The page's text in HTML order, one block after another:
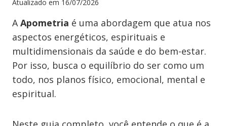
Atualizado em 16/07/2026
AApometria é uma abordagem que atua nos
aspectos energéticos, espirituais e
multidimensionais da saúde e do bem-estar.
Por isso, busca o equilíbrio do ser como um
todo, nos planos físico, emocional, mental e
espiritual.